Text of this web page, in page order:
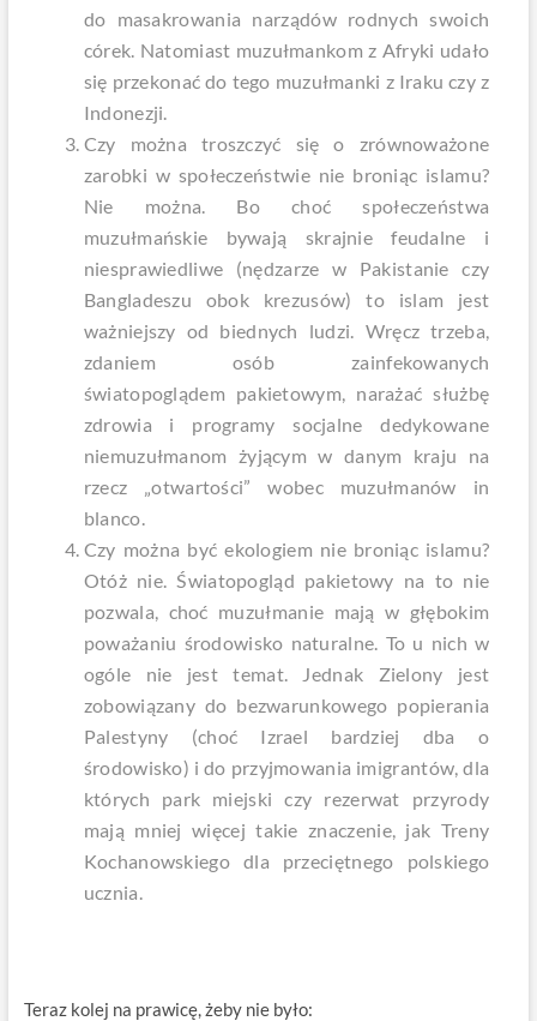
do masakrowania narządów rodnych swoich
córek. Natomiast muzułmankom z Afryki udało
się przekonać do tego muzułmanki z Iraku czy z
Indonezji.
Czy można troszczyć się o zrównoważone
zarobki w społeczeństwie nie broniąc islamu?
Nie można. Bo choć społeczeństwa
muzułmańskie bywają skrajnie feudalne i
niesprawiedliwe (nędzarze w Pakistanie czy
Bangladeszu obok krezusów) to islam jest
ważniejszy od biednych ludzi. Wręcz trzeba,
zdaniem osób zainfekowanych
światopoglądem pakietowym, narażać służbę
zdrowia i programy socjalne dedykowane
niemuzułmanom żyjącym w danym kraju na
rzecz „otwartości” wobec muzułmanów in
blanco.
Czy można być ekologiem nie broniąc islamu?
Otóż nie. Światopogląd pakietowy na to nie
pozwala, choć muzułmanie mają w głębokim
poważaniu środowisko naturalne. To u nich w
ogóle nie jest temat. Jednak Zielony jest
zobowiązany do bezwarunkowego popierania
Palestyny (choć Izrael bardziej dba o
środowisko) i do przyjmowania imigrantów, dla
których park miejski czy rezerwat przyrody
mają mniej więcej takie znaczenie, jak Treny
Kochanowskiego dla przeciętnego polskiego
ucznia.
Teraz kolej na prawicę, żeby nie było: